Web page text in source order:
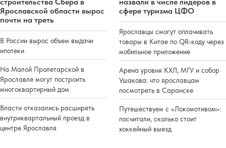
строительства Сбера в
Ярославской области вырос
почти на треть
В России вырос объем выдачи
ипотеки
На Малой Пролетарской в
Ярославле могут построить
многоквартирный дом
Власти отказались расширять
внутриквартальный проезд в
центре Ярославля
назвали в числе лидеров в
сфере туризма ЦФО
Ярославцы смогут оплачивать
товары в Китае по QR-коду через
мобильное приложение
Арена уровня КХЛ, МГУ и собор
Ушакова: что ярославцам
посмотреть в Саранске
Путешествуем с «Локомотивом»:
посчитали, сколько стоит
хоккейный выезд